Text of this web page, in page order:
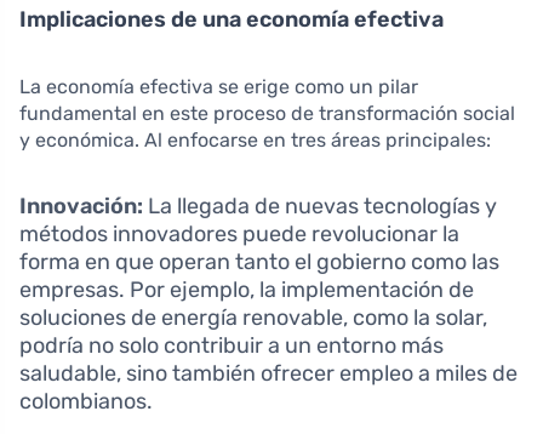
Implicaciones de una economía efectiva
La economía efectiva se erige como un pilar
fundamental en este proceso de transformación social
y económica. Al enfocarse en tres áreas principales:
Innovación: La llegada de nuevas tecnologías y
métodos innovadores puede revolucionar la
forma en que operan tanto el gobierno como las
empresas. Por ejemplo, la implementación de
soluciones de energía renovable, como la solar,
podría no solo contribuir a un entorno más
saludable, sino también ofrecer empleo a miles de
colombianos.